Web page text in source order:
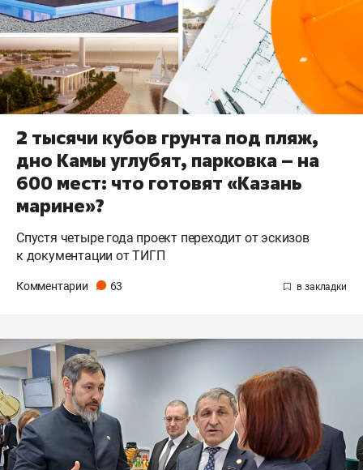
2 тысячи кубов грунта под пляж,
дно Камы углубят, парковка – на
600 мест: что готовят «Казань
марине»?
Спустя четыре года проект переходит от эскизов
к документации от ТИГП
Комментарии 63